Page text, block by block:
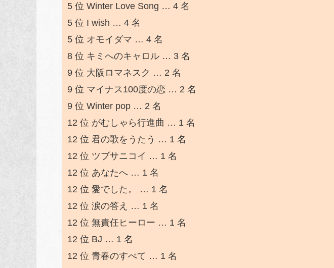
5 位 Winter Love Song … 4 名
5 位 I wish … 4 名
5 位 オモイダマ … 4 名
8 位 キミへのキャロル … 3 名
9 位 大阪ロマネスク … 2 名
9 位 マイナス100度の恋 … 2 名
9 位 Winter pop … 2 名
12 位 がむしゃら行進曲 … 1 名
12 位 君の歌をうたう … 1 名
12 位 ツブサニコイ … 1 名
12 位 あなたへ … 1 名
12 位 愛でした。 … 1 名
12 位 涙の答え … 1 名
12 位 無責任ヒーロー … 1 名
12 位 BJ … 1 名
12 位 青春のすべて … 1 名